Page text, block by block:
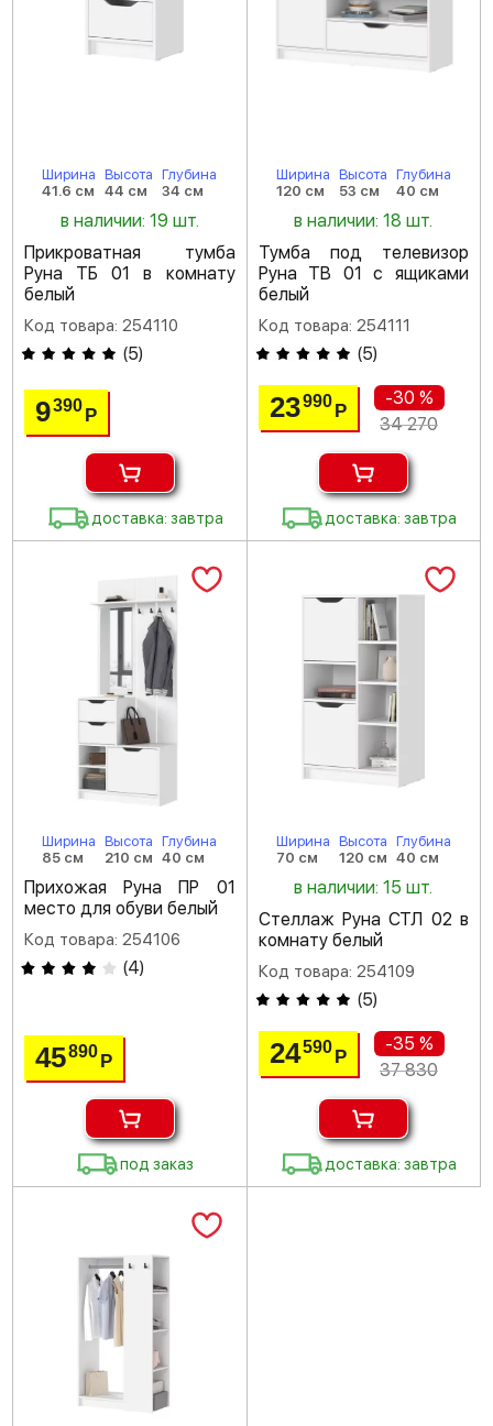
Ширина
41.6 см
Высота
44 см
Глубина
34 см
в наличии: 19 шт.
Прикроватная тумба
Руна ТБ 01 в комнату
белый
Код товара: 254110
(5)
9390 Р
доставка: завтра
Ширина
120 см
Высота
53 см
Глубина
40 см
в наличии: 18 шт.
Тумба под телевизор
Руна ТВ 01 с ящиками
белый
Код товара: 254111
(5)
23990 Р
-30 %
34 270
доставка: завтра
Ширина
85 см
Высота
210 см
Глубина
40 см
Прихожая Руна ПР 01
место для обуви белый
Код товара: 254106
(4)
45890 Р
под заказ
Ширина
70 см
Высота
120 см
Глубина
40 см
в наличии: 15 шт.
Стеллаж Руна СТЛ 02 в
комнату белый
Код товара: 254109
(5)
24590 Р
-35 %
37 830
доставка: завтра